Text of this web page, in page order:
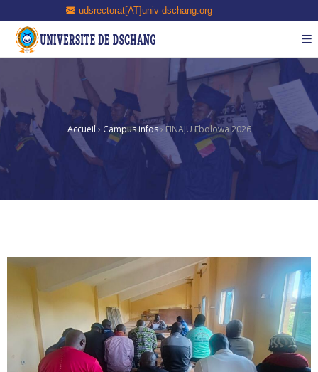
udsrectorat[AT]univ-dschang.org
Accueil› Campus infos›FINAJU Ebolowa 2026